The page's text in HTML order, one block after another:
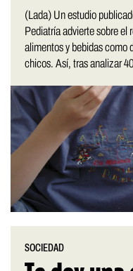
(Lada) Un estudio
Pediatría advierte sobre el
alimentos y bebidas como
chicos. Así, tras analizar
SOCIEDAD